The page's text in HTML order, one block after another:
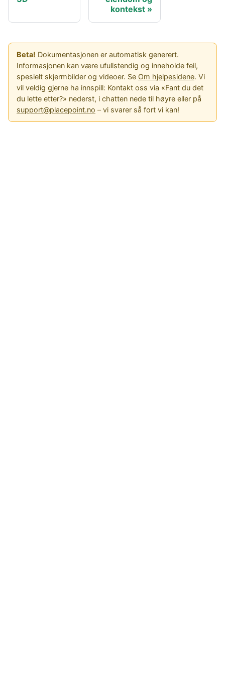
kontekst
Beta! Dokumentasjonen er automatisk generert.
Informasjonen kan være ufullstendig og inneholde feil,
spesielt skjermbilder og videoer. Se Om hjelpesidene. Vi
vil veldig gjerne ha innspill: Kontakt oss via «Fant du det
du lette etter?» nederst, i chatten nede til høyre eller på
support@placepoint.no – vi svarer så fort vi kan!